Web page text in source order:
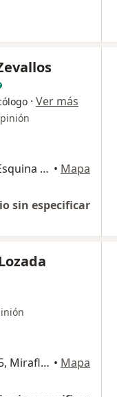
· Ver más
Av. Angamos Oeste, cuadra 4 (Esquina con la calle General Borgoño), Miraflores • Mapa
sin especificar
Avenida Alfredo Benavides 2975, Miraflores • Mapa